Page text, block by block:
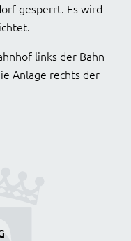
gesperrt. Es wird
links der Bahn
Anlage rechts der